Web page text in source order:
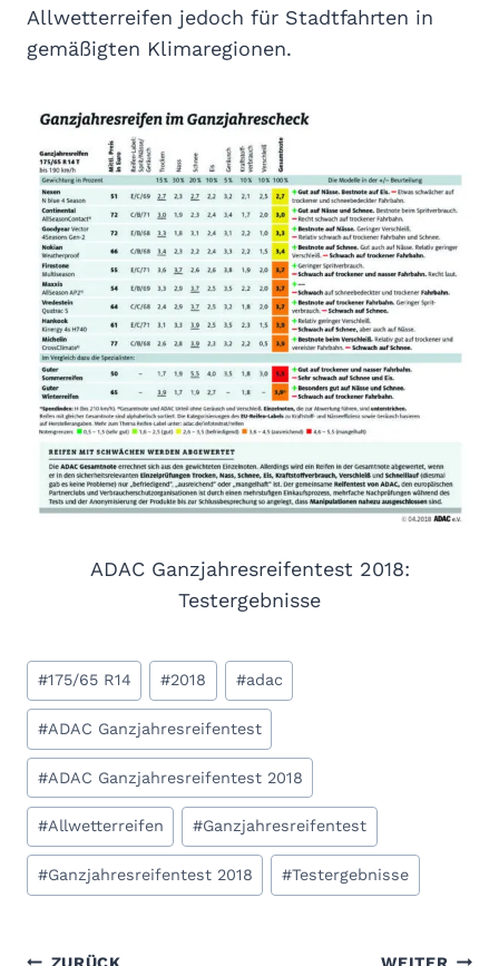
Allwetterreifen jedoch für Stadtfahrten in
gemäßigten Klimaregionen.
ADAC Ganzjahresreifentest 2018:
Testergebnisse
Schlagworte:
#175/65 R14 #2018 #adac
#ADAC Ganzjahresreifentest
#ADAC Ganzjahresreifentest 2018
#Allwetterreifen #Ganzjahresreifentest
#Ganzjahresreifentest 2018 #Testergebnisse
ZURÜCK WEITER